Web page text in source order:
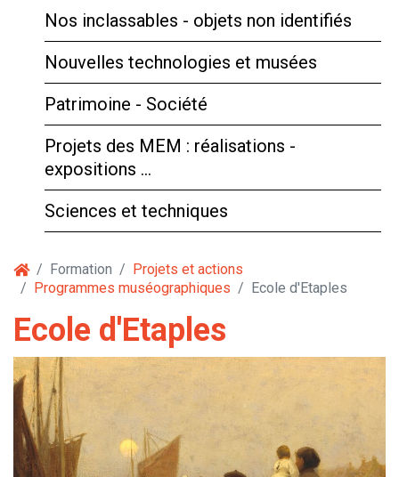
Nos inclassables - objets non identifiés
Nouvelles technologies et musées
Patrimoine - Société
Projets des MEM : réalisations -
expositions …
Sciences et techniques
Formation
Projets et actions
Programmes muséographiques
Ecole d'Etaples
Ecole d'Etaples